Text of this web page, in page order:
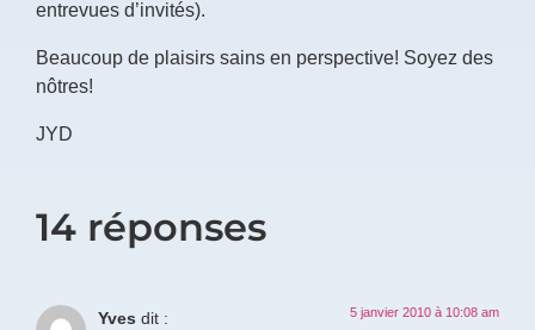
entrevues d’invités).
Beaucoup de plaisirs sains en perspective! Soyez des
nôtres!
JYD
14 réponses
Yves dit : 5 janvier 2010 à 10:08 am